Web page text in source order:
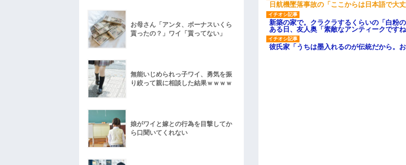
日航機墜落事故の「ここからは日本語で大
新築の家で。クラクラするくらいの「白粉
ある日、友人奥「素敵なアンティークですね
彼氏家「うちは墨入れるのが伝統だから。
お母さん「アンタ、ボーナスいくら
貰ったの？」ワイ「貰ってない」
無能いじめられっ子ワイ、勇気を振
り絞って親に相談した結果ｗｗｗｗ
娘がワイと嫁との行為を目撃してか
ら口聞いてくれない